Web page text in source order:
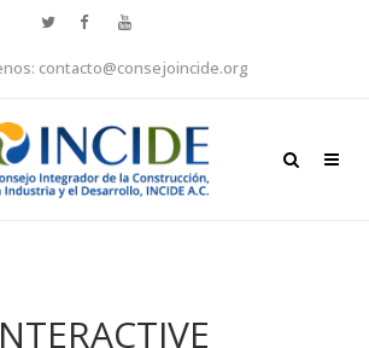
contacto@consejoincide.org